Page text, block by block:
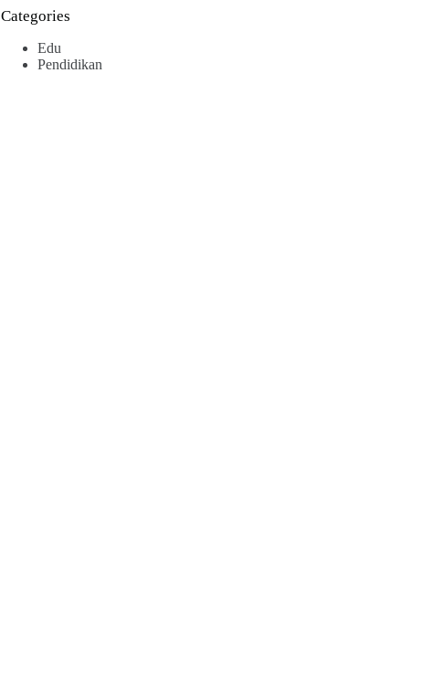
Categories
Edu
Pendidikan